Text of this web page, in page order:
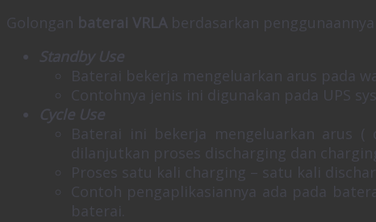
Golongan baterai VRLAberdasarkan penggunaannya
Standby Use
Baterai bekerja mengeluarkan arus pada
Contohnya jenis ini digunakan pada UPS
Cycle Use
Baterai ini bekerja mengeluarkan arus (
dilanjutkan proses discharging dan
Proses satu kali charging – satu kali
Contoh pengaplikasiannya ada pada
baterai.